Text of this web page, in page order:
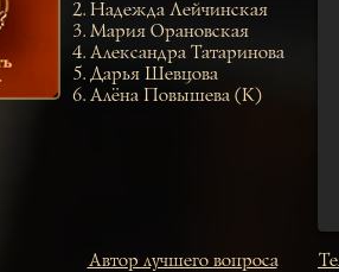
2. Надежда Лейчинская
3. Мария Орановская
4. Александра Татаринова
5. Дарья Шевцова
6. Алёна Повышева (К)
Автор лучшего вопроса